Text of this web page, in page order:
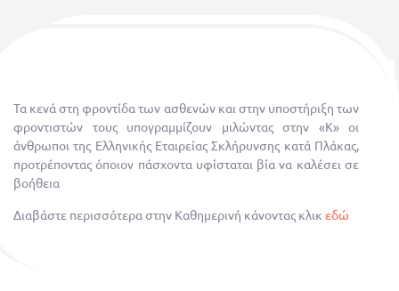
Τα κενά στη φροντίδα των ασθενών και στην υποστήριξη των
φροντιστών τους υπογραμμίζουν μιλώντας στην «Κ» οι
άνθρωποι της Ελληνικής Εταιρείας Σκλήρυνσης κατά Πλάκας,
προτρέποντας όποιον πάσχοντα υφίσταται βία να καλέσει σε
βοήθεια
Διαβάστε περισσότερα στην Καθημερινή κάνοντας κλικ εδώ